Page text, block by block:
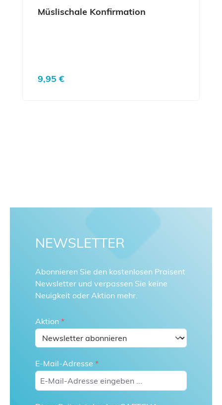
Müslischale Konfirmation
Regulärer Preis:
9,95 €
NEWSLETTER
Abonnieren Sie den kostenlosen Praisent
Newsletter und verpassen Sie keine
Neuigkeit oder Aktion mehr.
Aktion *
E-Mail-Adresse *